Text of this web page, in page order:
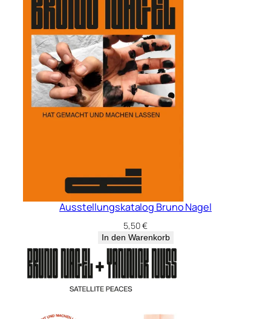
Ausstellungskatalog Bruno Nagel
5,50€
In den Warenkorb